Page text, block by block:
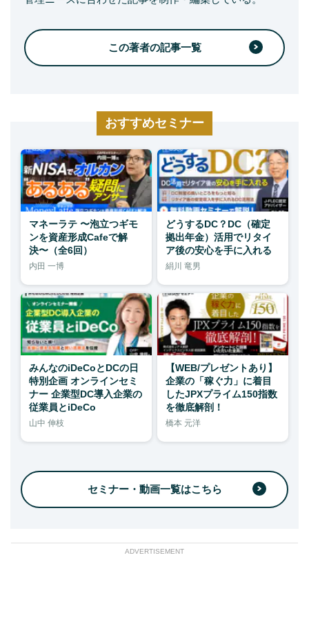
この著者の記事一覧
おすすめセミナー
マネーラテ 〜泡立つギモ
ンを資産形成Cafeで解
決〜（全6回）
内田 一博
どうするDC？DC（確定
拠出年金）活用でリタイ
ア後の安心を手に入れる
絹川 竜男
みんなのiDeCoとDCの日
特別企画 オンラインセミ
ナー 企業型DC導入企業の
従業員とiDeCo
山中 伸枝
【WEB/プレゼントあり】
企業の「稼ぐ力」に着目
したJPXプライム150指数
を徹底解剖！
橋本 元洋
セミナー・動画一覧はこちら
ADVERTISEMENT